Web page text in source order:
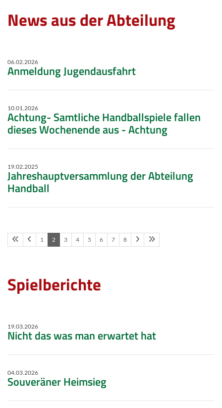
News aus der Abteilung
06.02.2026
Anmeldung Jugendausfahrt
10.01.2026
Achtung- Samtliche Handballspiele fallen
dieses Wochenende aus - Achtung
19.02.2025
Jahreshauptversammlung der Abteilung
Handball
1 2 3 4 5 6 7 8
Spielberichte
19.03.2026
Nicht das was man erwartet hat
04.03.2026
Souveräner Heimsieg